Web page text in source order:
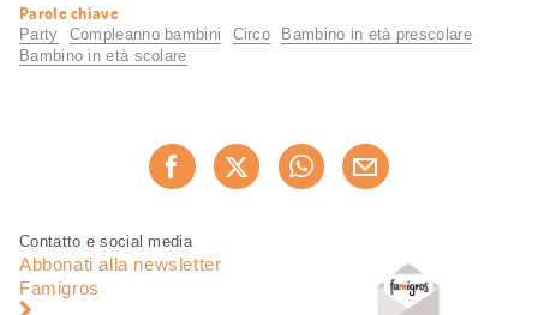
Informazioni
utili
Parole chiave
Party Compleanno bambini Circo
Bambino in età prescolare
Bambino in età scolare
Consiglia ora
Piè
pagina
Navigazione
pagina
Contatto e social media
Abbonati alla newsletter
Famigros